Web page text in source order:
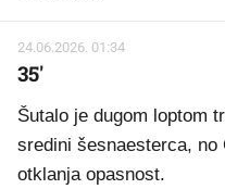
24.06.2026. 01:34
35'
Šutalo je dugom loptom
sredini šesnaesterca,
otklanja opasnost.